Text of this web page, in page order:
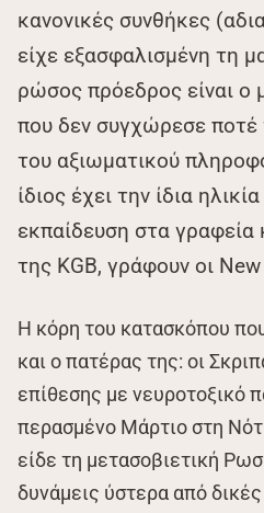
κανονικές συνθήκες
είχε εξασφαλισμένη τη
ρώσος πρόεδρος είναι ο
που δεν συγχώρεσε ποτέ
του αξιωματικού
ίδιος έχει την ίδια
εκπαίδευση στα
της KGB, γράφουν οι
Η κόρη του κατασκόπου
και ο πατέρας της: οι
επίθεσης με νευροτοξικό
περασμένο Μάρτιο στη
είδε τη μετασοβιετική
δυνάμεις ύστερα από